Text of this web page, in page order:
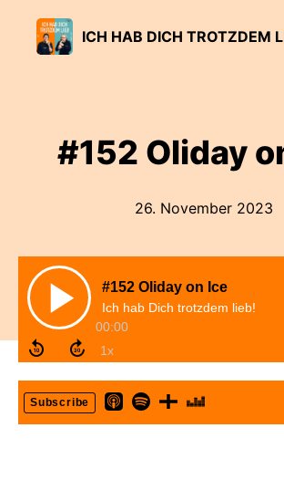
ICH HAB DICH TROTZDEM
#152 Oliday
26. November 2023
#152 Oliday on Ice
Ich hab Dich trotzdem lieb!
00:00
Subscribe